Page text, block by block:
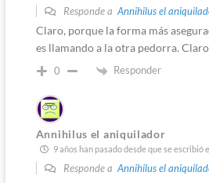
Responde a Annihilus el
Claro, porque la forma más
es llamando a la otra pedorra.
0 Responder
Annihilus el aniquilador
9 años han pasado desde que se escribió
Responde a Annihilus el